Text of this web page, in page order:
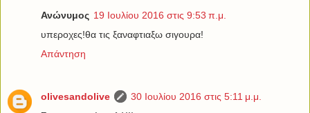
Ανώνυμος 19 Ιουλίου 2016 στις 9:53 π.μ.
υπεροχες!θα τις ξαναφτιαξω σιγουρα!
Απάντηση
olivesandolive
30 Ιουλίου 2016 στις 5:11 μ.μ.